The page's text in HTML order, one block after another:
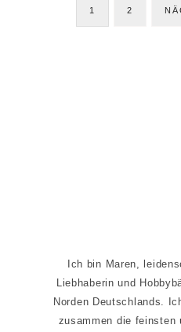
SEITE
1 SEITE
2
Ich bin Maren,
Liebhaberin und
Norden Deutschlands.
zusammen die feinsten